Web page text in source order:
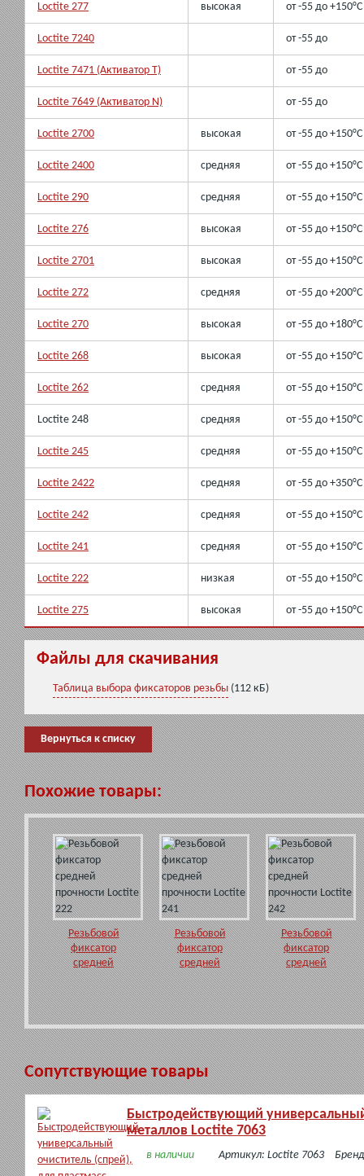
Loctite 277 высокая от -55 до +150°C
Loctite 7240 от -55 до
Loctite 7471 (Активатор T) от -55 до
Loctite 7649 (Активатор N) от -55 до
Loctite 2700 высокая от -55 до +150°C
Loctite 2400 средняя от -55 до +150°C
Loctite 290 средняя от -55 до +150°C
Loctite 276 высокая от -55 до +150°C
Loctite 2701 высокая от -55 до +150°C
Loctite 272 средняя от -55 до +200°C
Loctite 270 высокая от -55 до +180°C
Loctite 268 высокая от -55 до +150°C
Loctite 262 средняя от -55 до +150°C
Loctite 248 средняя от -55 до +150°C
Loctite 245 средняя от -55 до +150°C
Loctite 2422 средняя от -55 до +350°C
Loctite 242 средняя от -55 до +150°C
Loctite 241 средняя от -55 до +150°C
Loctite 222 низкая от -55 до +150°C
Loctite 275 высокая от -55 до +150°C
Файлы для скачивания
Таблица выбора фиксаторов резьбы (112 кБ)
Вернуться к списку
Похожие товары:
Резьбовой
фиксатор
средней
прочности
Loctite 222
Резьбовой
фиксатор
средней
прочности
Loctite 241
Резьбовой
фиксатор
средней
прочности
Loctite 242
Сопутствующие товары
Быстродействующий
металлов Loctite 7063
в наличии Артикул: Loctite 7063